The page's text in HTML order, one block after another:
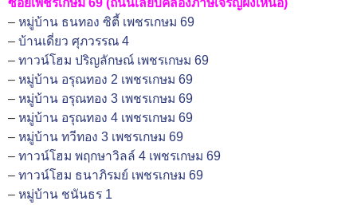
ซอยเพชรเกษม 69 (ถนนเลียบคลองภาษีเจริญฝั่งเหนือ)
– หมู่บ้าน ธนทอง ซิตี้ เพชรเกษม 69
– บ้านเดี่ยว ศุภวรรณ 4
– ทาวน์โฮม ปริญลักษณ์ เพชรเกษม 69
– หมู่บ้าน อรุณทอง 2 เพชรเกษม 69
– หมู่บ้าน อรุณทอง 3 เพชรเกษม 69
– หมู่บ้าน อรุณทอง 4 เพชรเกษม 69
– หมู่บ้าน ทวีทอง 3 เพชรเกษม 69
– ทาวน์โฮม พฤกษาวิลล์ 4 เพชรเกษม 69
– ทาวน์โฮม ธนาภิรมย์ เพชรเกษม 69
– หมู่บ้าน ชนันธร 1